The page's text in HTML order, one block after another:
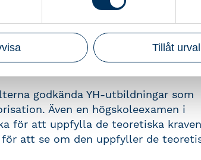
Tillåt urval
för dig som vill
på srfutbildning.se
godkända YH-utbildningar som
Även en högskoleexamen i
för att uppfylla de teoretiska
att se om den uppfyller de